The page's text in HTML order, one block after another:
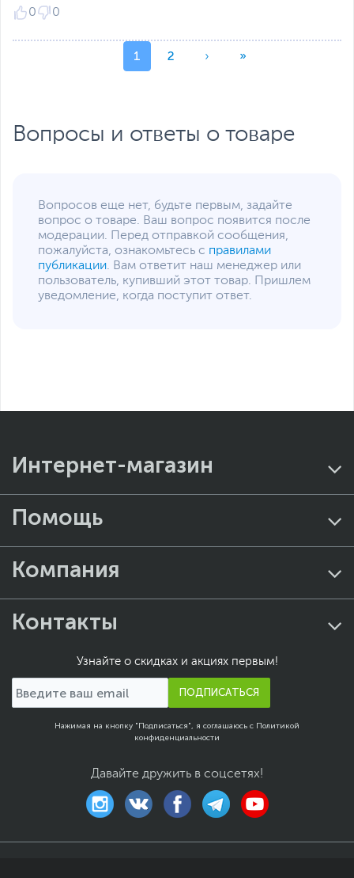
0
0
1 2 › »
Вопросы и ответы о товаре
Вопросов еще нет, будьте первым, задайте
вопрос о товаре. Ваш вопрос появится после
модерации. Перед отправкой сообщения,
пожалуйста, ознакомьтесь с правилами
публикации. Вам ответит наш менеджер или
пользователь, купивший этот товар. Пришлем
уведомление, когда поступит ответ.
Интернет-магазин
Помощь
Компания
Контакты
Узнайте о скидках и акциях первым!
ПОДПИСАТЬСЯ
Нажимая на кнопку "Подписаться", я соглашаюсь с Политикой
конфиденциальности
Давайте дружить в соцсетях!